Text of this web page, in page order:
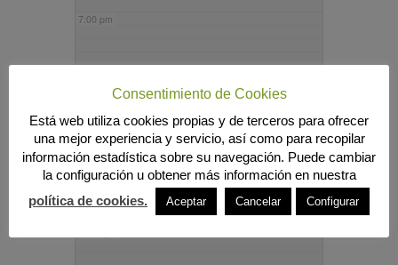
7:00 pm
9:00 pm
10:00 pm
Consentimiento de Cookies
Está web utiliza cookies propias y de terceros para ofrecer
una mejor experiencia y servicio, así como para recopilar
información estadística sobre su navegación. Puede cambiar
la configuración u obtener más información en nuestra
política de cookies.
Aceptar Cancelar Configurar